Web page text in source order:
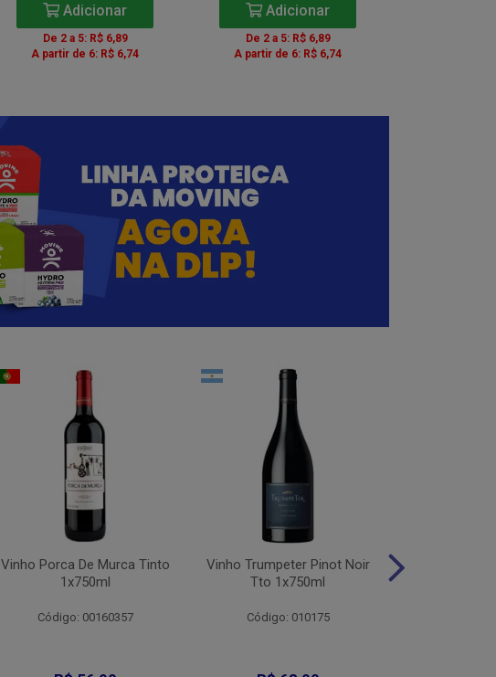
Adicionar
De 2 a 5: R$ 6,89
A partir de 6: R$ 6,74
Adicionar
De 2 a 5: R$ 6,89
A partir de 6: R$ 6,74
Vinho Porca De Murca Tinto
1x750ml
Código: 00160357
Vinho Trumpeter Pinot Noir
Tto 1x750ml
Código: 010175